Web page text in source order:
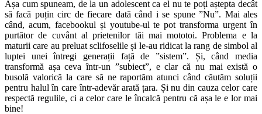
Așa cum spuneam, de la un adolescent ca el nu te poți aștepta decât
să facă puțin circ de fiecare dată când i se spune ”Nu”. Mai ales
când, acum, facebookul și youtube-ul te pot transforma urgent în
purtător de cuvânt al prietenilor tăi mai mototoi. Problema e la
maturii care au preluat sclifoselile și le-au ridicat la rang de simbol al
luptei unei întregi generații față de ”sistem”. Și, când media
transformă așa ceva într-un ”subiect”, e clar că nu mai există o
busolă valorică la care să ne raportăm atunci când căutăm soluții
pentru halul în care într-adevăr arată țara. Și nu din cauza celor care
respectă regulile, ci a celor care le încalcă pentru că așa le e lor mai
bine!